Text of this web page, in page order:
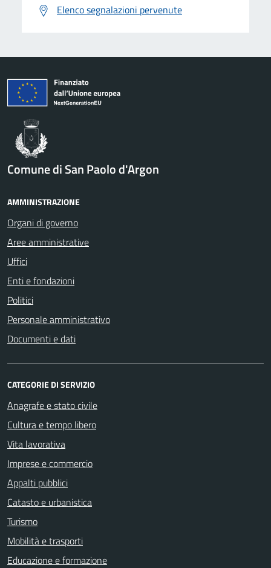
Elenco segnalazioni pervenute
Comune di San Paolo d'Argon
AMMINISTRAZIONE
Organi di governo
Aree amministrative
Uffici
Enti e fondazioni
Politici
Personale amministrativo
Documenti e dati
CATEGORIE DI SERVIZIO
Anagrafe e stato civile
Cultura e tempo libero
Vita lavorativa
Imprese e commercio
Appalti pubblici
Catasto e urbanistica
Turismo
Mobilità e trasporti
Educazione e formazione